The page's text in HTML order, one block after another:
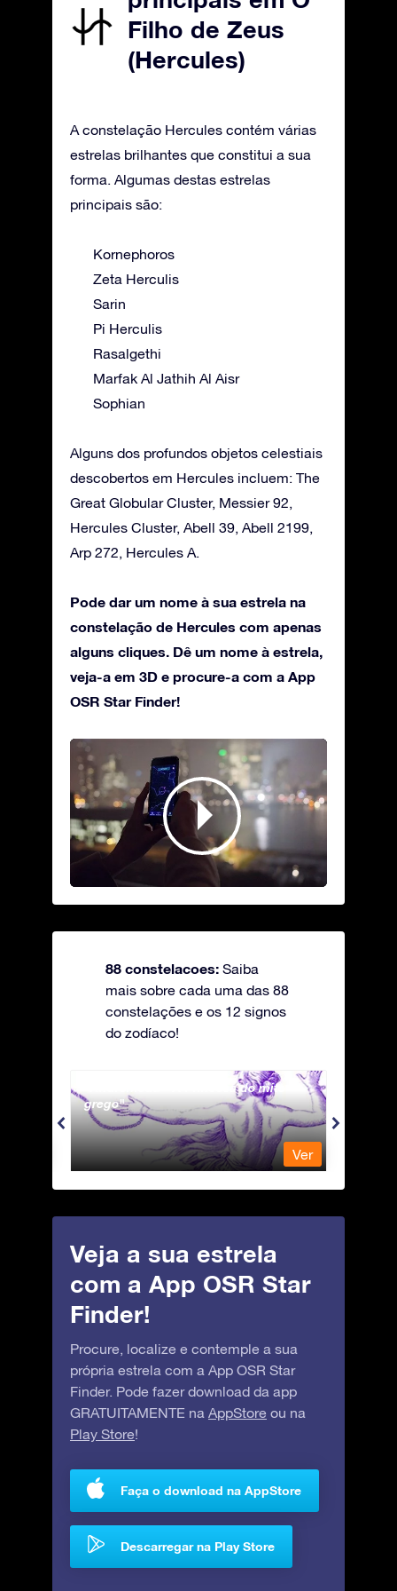
Filho de Zeus
(Hercules)
A constelação Hercules contém várias
estrelas brilhantes que constitui a sua
forma. Algumas destas estrelas
principais são:
Kornephoros
Zeta Herculis
Sarin
Pi Herculis
Rasalgethi
Marfak Al Jathih Al Aisr
Sophian
Alguns dos profundos objetos celestiais
descobertos em Hercules incluem: The
Great Globular Cluster, Messier 92,
Hercules Cluster, Abell 39, Abell 2199,
Arp 272, Hercules A.
Pode dar um nome à sua estrela na
constelação de Hercules com apenas
alguns cliques. Dê um nome à estrela,
veja-a em 3D e procure-a com a App
OSR Star Finder!
88 constelacoes: Saiba
mais sobre cada uma das 88
constelações e os 12 signos
do zodíaco!
Andromeda - A Princesa do mito
grego
Ver
Veja a sua estrela
com a App OSR Star
Finder!
Procure, localize e contemple a sua
própria estrela com a App OSR Star
Finder. Pode fazer download da app
GRATUITAMENTE na AppStore ou na
Play Store!
Faça o download na AppStore
Descarregar na Play Store